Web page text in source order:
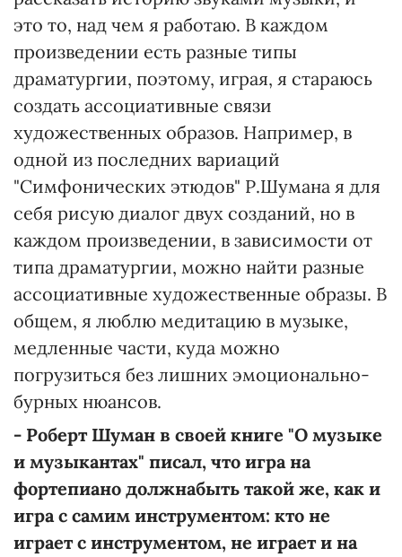
это то, над чем я работаю. В каждом
произведении есть разные типы
драматургии, поэтому, играя, я стараюсь
создать ассоциативные связи
художественных образов. Например, в
одной из последних вариаций
"Симфонических этюдов" Р.Шумана я для
себя рисую диалог двух созданий, но в
каждом произведении, в зависимости от
типа драматургии, можно найти разные
ассоциативные художественные образы. В
общем, я люблю медитацию в музыке,
медленные части, куда можно
погрузиться без лишних эмоционально-
бурных нюансов.
- Роберт Шуман в своей книге "О музыке
и музыкантах" писал, что игра на
фортепиано должнабыть такой же, как и
игра с самим инструментом: кто не
играет с инструментом, не играет и на